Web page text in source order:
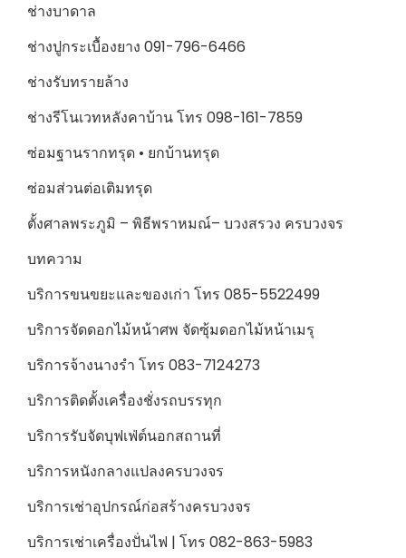
ช่างบาดาล
ช่างปูกระเบื้องยาง 091-796-6466
ช่างรับทรายล้าง
ช่างรีโนเวทหลังคาบ้าน โทร 098-161-7859
ซ่อมฐานรากทรุด • ยกบ้านทรุด
ซ่อมส่วนต่อเติมทรุด
ตั้งศาลพระภูมิ – พิธีพราหมณ์– บวงสรวง ครบวงจร
บทความ
บริการขนขยะและของเก่า โทร 085-5522499
บริการจัดดอกไม้หน้าศพ จัดซุ้มดอกไม้หน้าเมรุ
บริการจ้างนางรำ โทร 083-7124273
บริการติดตั้งเครื่องชั่งรถบรรทุก
บริการรับจัดบุฟเฟ่ต์นอกสถานที่
บริการหนังกลางแปลงครบวงจร
บริการเช่าอุปกรณ์ก่อสร้างครบวงจร
บริการเช่าเครื่องปั่นไฟ | โทร 082-863-5983